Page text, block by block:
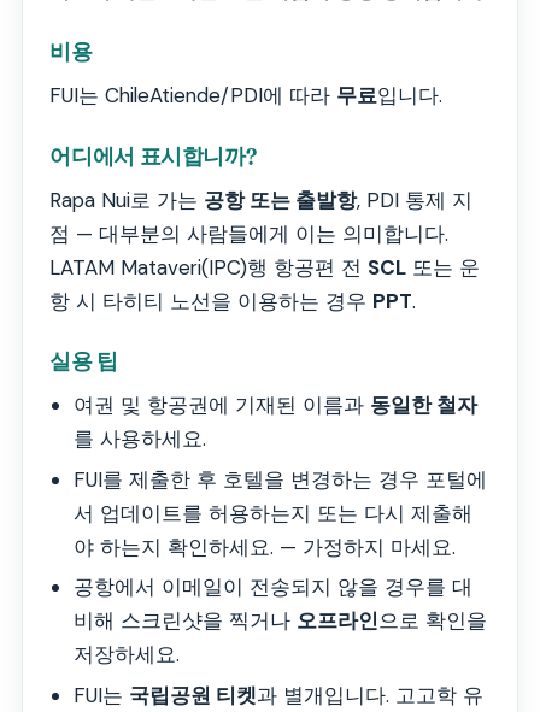
비용
FUI는 ChileAtiende/PDI에 따라 무료입니다.
어디에서 표시합니까?
Rapa Nui로 가는 공항 또는 출발항, PDI 통제 지
점 — 대부분의 사람들에게 이는 의미합니다.
LATAM Mataveri(IPC)행 항공편 전 SCL 또는 운
항 시 타히티 노선을 이용하는 경우 PPT.
실용 팁
여권 및 항공권에 기재된 이름과 동일한 철자
를 사용하세요.
FUI를 제출한 후 호텔을 변경하는 경우 포털에
서 업데이트를 허용하는지 또는 다시 제출해
야 하는지 확인하세요. — 가정하지 마세요.
공항에서 이메일이 전송되지 않을 경우를 대
비해 스크린샷을 찍거나 오프라인으로 확인을
저장하세요.
FUI는 국립공원 티켓과 별개입니다. 고고학 유